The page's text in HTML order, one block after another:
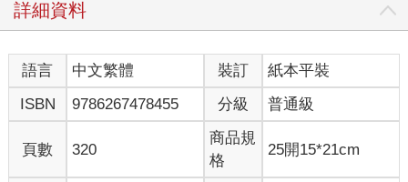
卿與他口音各異的同袍有一項共通點，就是薪餉不足，物資不
夠，既然在此地看不到離開的跡象，他想著怎麼同時也做點小生
意。
煤油爐子就像是現今的瓦斯爐，但吃的是煤油，家庭燒菜用的廚
具。在此之前，沒有煤油爐的日子只能用炭火，搧風控火煮飯實
在惱人，要是有個可以稍微精巧控制的好用爐具就好了，但如何
能客製成時代所需，這中間得要動動腦動動手。瞿順卿正是個連
飛機都會修的白鐵匠，從軍前他就在上海江浙一代做白鐵工，從
白鐵匠做到了找泥水師木工一起蓋房子的包工頭，腦筋算是靈光
詳細資料
語言 中文繁體 裝訂
紙本平裝
ISBN
9786267478455 分級 普通級
頁數 320
商品規
格
25開15*21cm